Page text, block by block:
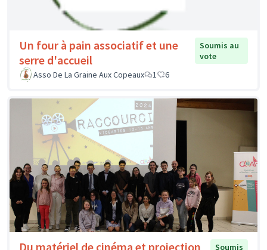
Un four à pain associatif et une
serre d'accueil
Soumis au
vote
Asso De La Graine Aux Copeaux
1 6
Du matériel de cinéma et projection
Soumis